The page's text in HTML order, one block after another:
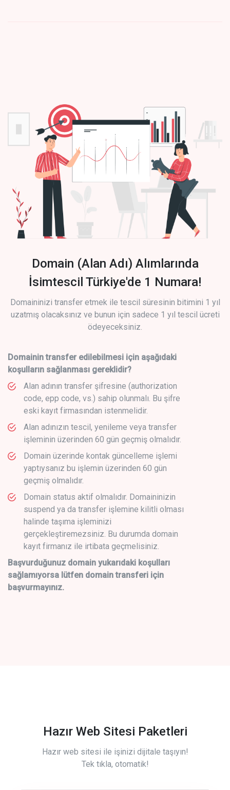
Domain (Alan Adı) Alımlarında
İsimtescil Türkiye'de 1 Numara!
Domaininizi transfer etmek ile tescil süresinin bitimini 1 yıl
uzatmış olacaksınız ve bunun için sadece 1 yıl tescil ücreti
ödeyeceksiniz.
Domainin transfer edilebilmesi için aşağıdaki
koşulların sağlanması gereklidir?
Alan adının transfer şifresine (authorization
code, epp code, vs.) sahip olunmalı. Bu şifre
eski kayıt firmasından istenmelidir.
Alan adınızın tescil, yenileme veya transfer
işleminin üzerinden 60 gün geçmiş olmalıdır.
Domain üzerinde kontak güncelleme işlemi
yaptıysanız bu işlemin üzerinden 60 gün
geçmiş olmalıdır.
Domain status aktif olmalıdır. Domaininizin
suspend ya da transfer işlemine kilitli olması
halinde taşıma işleminizi
gerçekleştiremezsiniz. Bu durumda domain
kayıt firmanız ile irtibata geçmelisiniz.
Başvurduğunuz domain yukarıdaki koşulları
sağlamıyorsa lütfen domain transferi için
başvurmayınız.
Hazır Web Sitesi Paketleri
Hazır web sitesi ile işinizi dijitale taşıyın!
Tek tıkla, otomatik!